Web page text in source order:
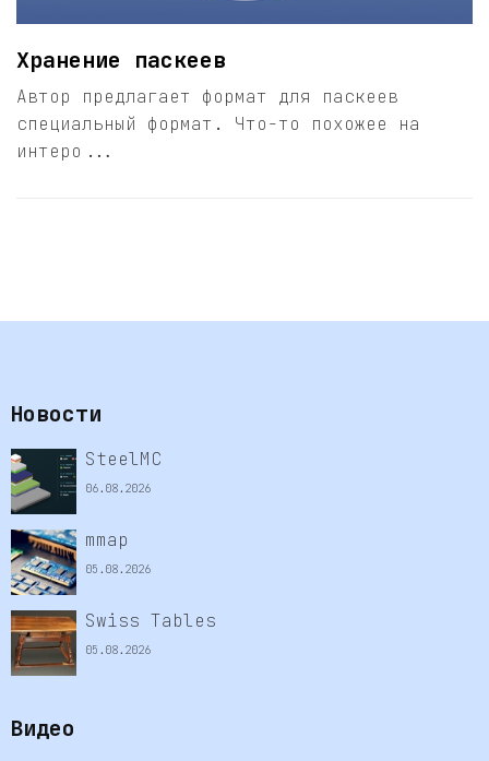
Хранение паскеев
Автор предлагает формат для паскеев
специальный формат. Что-то похожее на
интеро...
Новости
SteelMC
06.08.2026
mmap
05.08.2026
Swiss Tables
05.08.2026
Видео